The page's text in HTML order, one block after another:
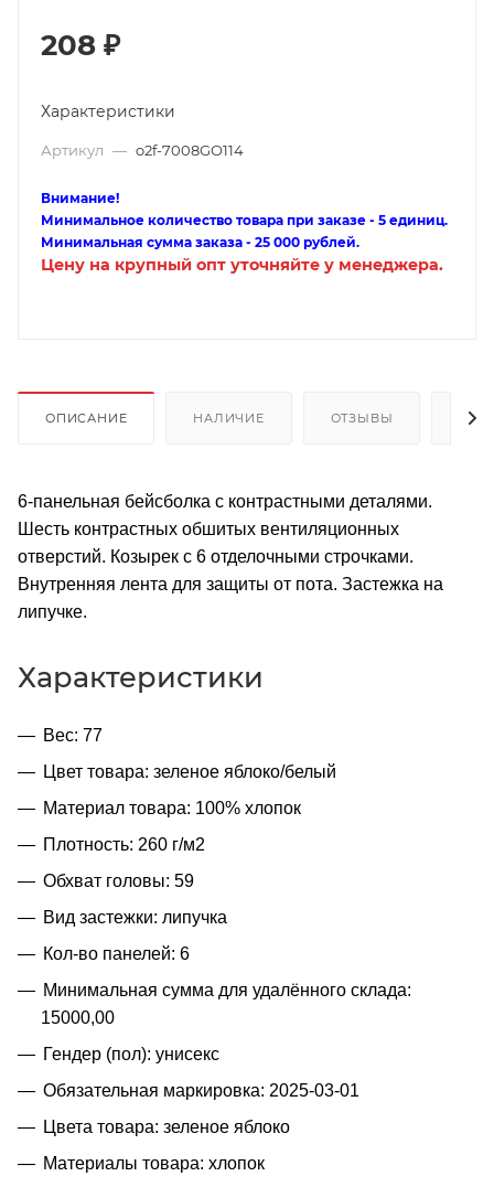
208 ₽
Характеристики
Артикул — o2f-7008GO114
Внимание!
Минимальное количество товара при заказе - 5 единиц.
Минимальная сумма заказа - 25 000 рублей.
Цену на крупный опт уточняйте у менеджера.
ОПИСАНИЕ НАЛИЧИЕ ОТЗЫВЫ
6-панельная бейсболка с контрастными деталями.
Шесть контрастных обшитых вентиляционных
отверстий. Козырек с 6 отделочными строчками.
Внутренняя лента для защиты от пота. Застежка на
липучке.
Характеристики
Вес: 77
Цвет товара: зеленое яблоко/белый
Материал товара: 100% хлопок
Плотность: 260 г/м2
Обхват головы: 59
Вид застежки: липучка
Кол-во панелей: 6
Минимальная сумма для удалённого склада:
15000,00
Гендер (пол): унисекс
Обязательная маркировка: 2025-03-01
Цвета товара: зеленое яблоко
Материалы товара: хлопок